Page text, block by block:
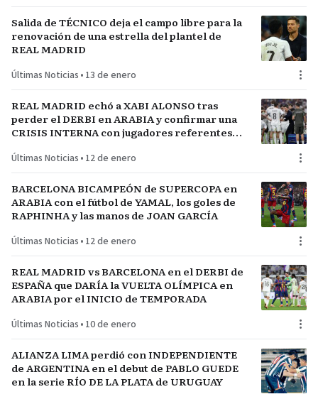
Salida de TÉCNICO deja el campo libre para la
renovación de una estrella del plantel de
REAL MADRID
Últimas Noticias • 13 de enero
REAL MADRID echó a XABI ALONSO tras
perder el DERBI en ARABIA y confirmar una
CRISIS INTERNA con jugadores referentes
Últimas Noticias • 12 de enero
BARCELONA BICAMPEÓN de SUPERCOPA en
ARABIA con el fútbol de YAMAL, los goles de
RAPHINHA y las manos de JOAN GARCÍA
Últimas Noticias • 12 de enero
REAL MADRID vs BARCELONA en el DERBI de
ESPAÑA que DARÍA la VUELTA OLÍMPICA en
ARABIA por el INICIO de TEMPORADA
Últimas Noticias • 10 de enero
ALIANZA LIMA perdió con INDEPENDIENTE
de ARGENTINA en el debut de PABLO GUEDE
en la serie RÍO DE LA PLATA de URUGUAY